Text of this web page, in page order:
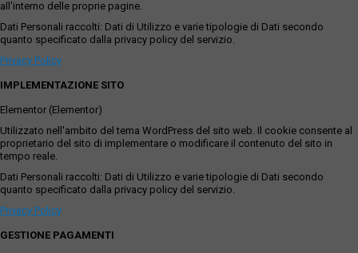
all'interno delle proprie pagine.
Dati Personali raccolti: Dati di Utilizzo e varie tipologie di Dati secondo
quanto specificato dalla privacy policy del servizio.
Privacy Policy
IMPLEMENTAZIONE SITO
Elementor (Elementor)
Utilizzato nell'ambito del tema WordPress del sito web. Il cookie consente al
proprietario del sito di implementare o modificare il contenuto del sito in
tempo reale.
Dati Personali raccolti: Dati di Utilizzo e varie tipologie di Dati secondo
quanto specificato dalla privacy policy del servizio.
Privacy Policy
GESTIONE PAGAMENTI